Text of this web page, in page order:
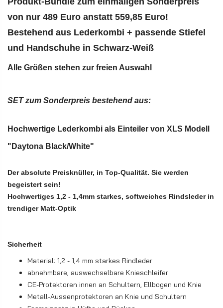
von nur 489 Euro anstatt 559,85 Euro!
Bestehend aus Lederkombi + passende Stiefel
und Handschuhe in Schwarz-Weiß
Alle Größen stehen zur freien Auswahl
SET zum Sonderpreis bestehend aus:
Hochwertige Lederkombi als Einteiler von XLS Modell
"Daytona Black/White"
Der absolute Preisknüller, in Top-Qualität. Sie werden
begeistert sein!
Hochwertiges 1,2 - 1,4mm starkes, softweiches Rindsleder in
trendiger Matt-Optik
Sicherheit
Material: 1,2 - 1,4 mm starkes Rindleder
abnehmbare, auswechselbare Knieschleifer
CE-Protektoren innen an Schultern, Ellbogen und Knie
Metall-Aussenprotektoren an Knie und Schultern